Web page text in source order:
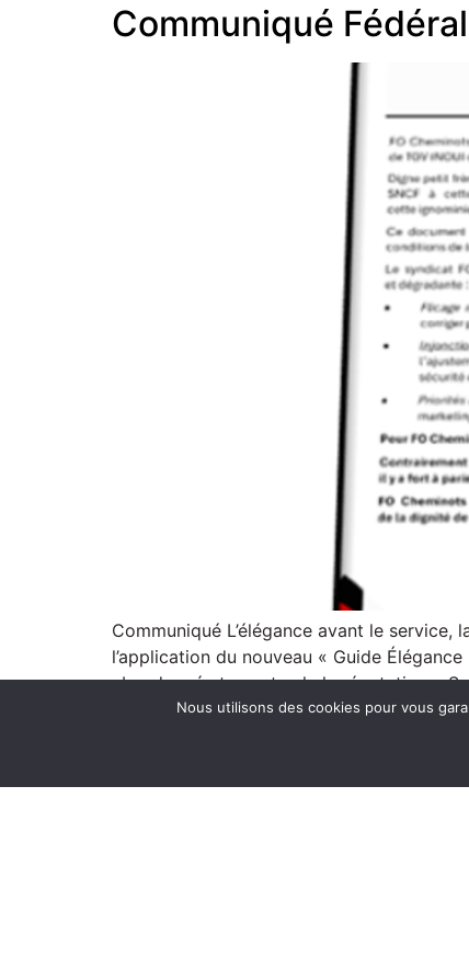
Communiqué
Communiqué L’élégance avant le
l’application du nouveau « Guide
abandonné et ayant valu la réputation «
TRACTS
LA
Nous utilisons des cookies pour vous